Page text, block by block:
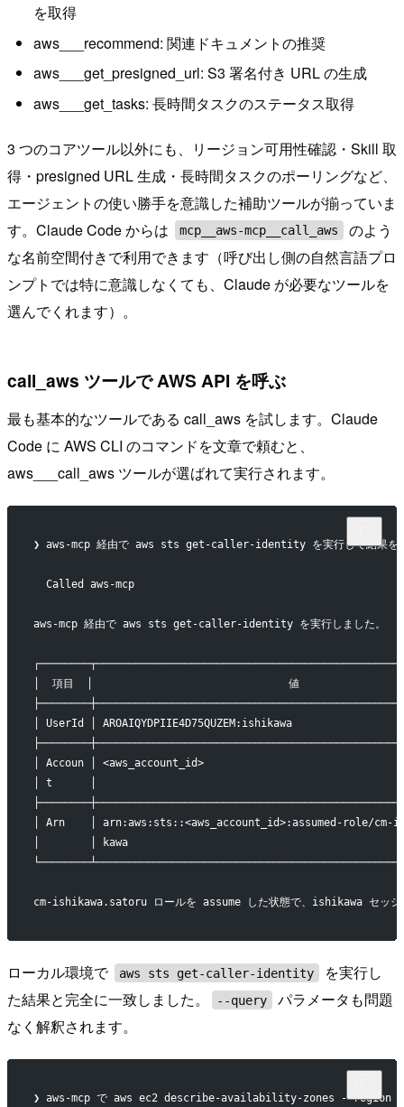
を取得
aws___recommend: 関連ドキュメントの推奨
aws___get_presigned_url: S3 署名付き URL の生成
aws___get_tasks: 長時間タスクのステータス取得
3 つのコアツール以外にも、リージョン可用性確認・Skill 取
得・presigned URL 生成・長時間タスクのポーリングなど、
エージェントの使い勝手を意識した補助ツールが揃っていま
す。Claude Code からは
mcp__aws-mcp__call_aws
のよう
な名前空間付きで利用できます（呼び出し側の自然言語プロ
ンプトでは特に意識しなくても、Claude が必要なツールを
選んでくれます）。
call_aws ツールで AWS API を呼ぶ
最も基本的なツールである call_aws を試します。Claude
Code に AWS CLI のコマンドを文章で頼むと、
aws___call_aws ツールが選ばれて実行されます。
❯ aws-mcp 経由で aws sts get-caller-identity を実行して結果を
  Called aws-mcp
aws-mcp 経由で aws sts get-caller-identity を実行しました。
│  項目  │                               値
│ UserId │ AROAIQYDPIIE4D75QUZEM:ishikawa
│ Accoun │ <aws_account_id>
│ t      │
│ Arn    │ arn:aws:sts::<aws_account_id>:assumed-role/
│        │ kawa
cm-ishikawa.satoru ロールを assume した状態で、ishikawa セッシ
ローカル環境で aws sts get-caller-identity
を実行し
た結果と完全に一致しました。
--query
パラメータも問題
なく解釈されます。
❯ aws-mcp で aws ec2 describe-availability-zones --region us-